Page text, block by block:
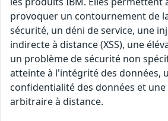
provoquer un contournement de
sécurité, un déni de service, une
indirecte à distance (XSS), une
un problème de sécurité non
atteinte à l'intégrité des données,
confidentialité des données et
arbitraire à distance.